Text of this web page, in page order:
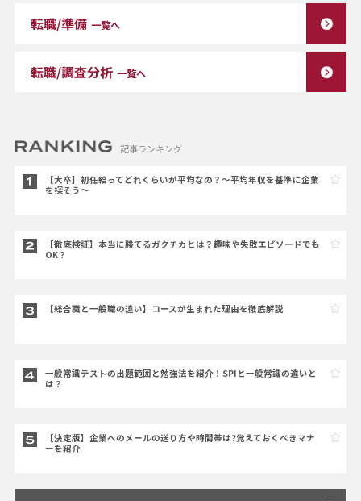
転職/準備 一覧へ
転職/調査分析 一覧へ
記事ランキング
【大卒】初任給ってどれくらいが平均なの？～平均年収を基準に企業
を探そう～
【徹底検証】本当に勝てるガクチカとは？趣味や失敗エピソードでも
OK？
【総合職と一般職の違い】コースが生まれた理由を徹底解説
一般常識テストの出題範囲と勉強法を紹介！SPIと一般常識の違いと
は？
【決定版】企業へのメールの送り方や時間帯は?覚えておくべきマナ
ーを紹介